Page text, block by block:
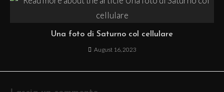
Una foto di Saturno col cellulare
August 16, 2023